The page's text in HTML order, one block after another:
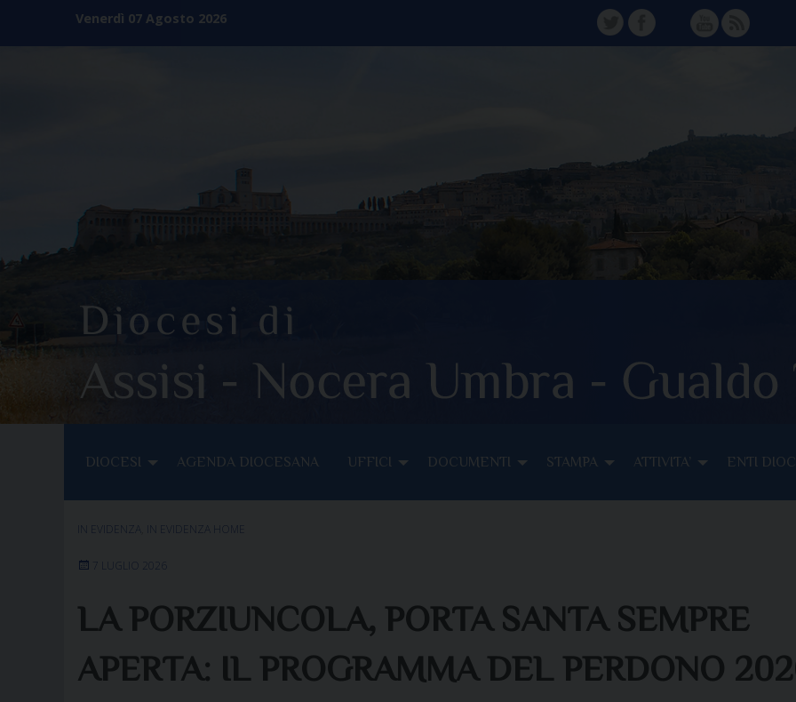
content
Venerdì 07 Agosto 2026
TW FB Instagram
YT FD
DIOCESI AGENDA DIOCESANA UFFICI DOCUMENTI STAMPA ATTIVITA’ ENTI
IN EVIDENZA IN EVIDENZA HOME
7 LUGLIO 2026
LA PORZIUNCOLA, PORTA SANTA SEMPRE
APERTA: IL PROGRAMMA DEL PERDONO